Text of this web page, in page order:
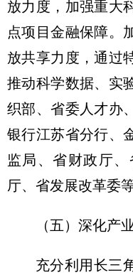
放力度，加强重大
点项目金融保障。
放共享力度，通过
推动科学数据、实
织部、省委人才办
银行江苏省分行、
监局、省财政厅
厅、省发展改革委
（五）深化产
充分利用长三